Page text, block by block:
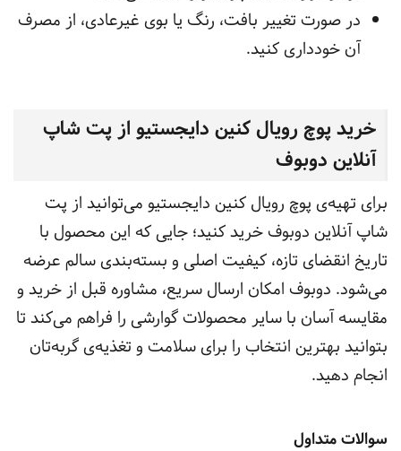
در صورت تغییر بافت، رنگ یا بوی غیرعادی، از مصرف
آن خودداری کنید.
خرید پوچ رویال کنین دایجستیو از پت شاپ
آنلاین دوبوف
برای تهیه‌ی پوچ رویال کنین دایجستیو می‌توانید از پت
شاپ آنلاین دوبوف خرید کنید؛ جایی که این محصول با
تاریخ انقضای تازه، کیفیت اصلی و بسته‌بندی سالم عرضه
می‌شود. دوبوف امکان ارسال سریع، مشاوره قبل از خرید و
مقایسه آسان با سایر محصولات گوارشی را فراهم می‌کند تا
بتوانید بهترین انتخاب را برای سلامت و تغذیه‌ی گربه‌تان
انجام دهید.
سوالات متداول